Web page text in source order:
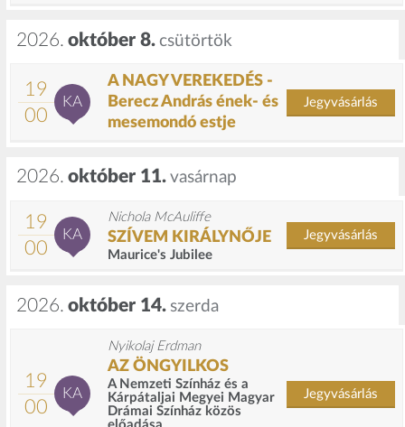
2026. október 8. csütörtök
19
00
KA
A NAGY VEREKEDÉS -
Berecz András ének- és
mesemondó estje
Jegyvásárlás
2026. október 11. vasárnap
19
00
KA
Nichola McAuliffe
SZÍVEM KIRÁLYNŐJE
Maurice's Jubilee
Jegyvásárlás
2026. október 14. szerda
19
00
KA
Nyikolaj Erdman
AZ ÖNGYILKOS
A Nemzeti Színház és a
Kárpátaljai Megyei Magyar
Drámai Színház közös
Jegyvásárlás